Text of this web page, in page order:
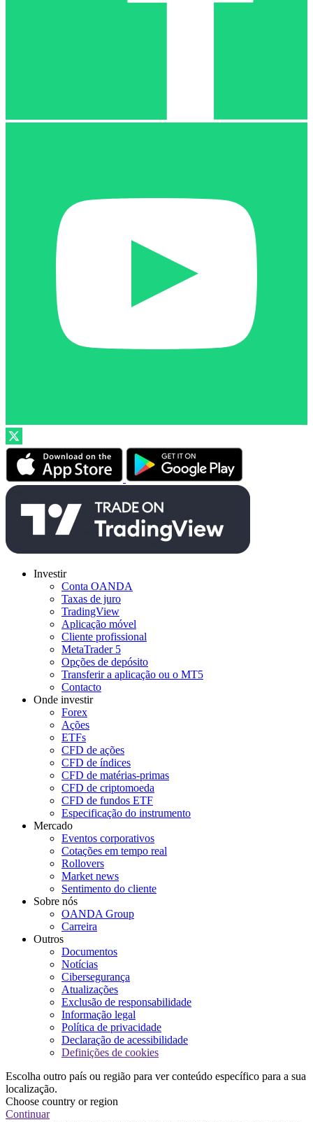
Investir
Conta OANDA
Taxas de juro
TradingView
Aplicação móvel
Cliente profissional
MetaTrader 5
Opções de depósito
Transferir a aplicação ou o MT5
Contacto
Onde investir
Forex
Ações
ETFs
CFD de ações
CFD de índices
CFD de matérias-primas
CFD de criptomoeda
CFD de fundos ETF
Especificação do instrumento
Mercado
Eventos corporativos
Cotações em tempo real
Rollovers
Market news
Sentimento do cliente
Sobre nós
OANDA Group
Carreira
Outros
Documentos
Notícias
Cibersegurança
Atualizações
Exclusão de responsabilidade
Informação legal
Política de privacidade
Declaração de acessibilidade
Definições de cookies
Escolha outro país ou região para ver conteúdo específico para a sua
localização.
Choose country or region
Continuar